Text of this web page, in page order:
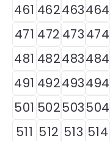
461 462463464
471 472 473474
481 482483484
491 492493494
501 502503504
511 512 513 514